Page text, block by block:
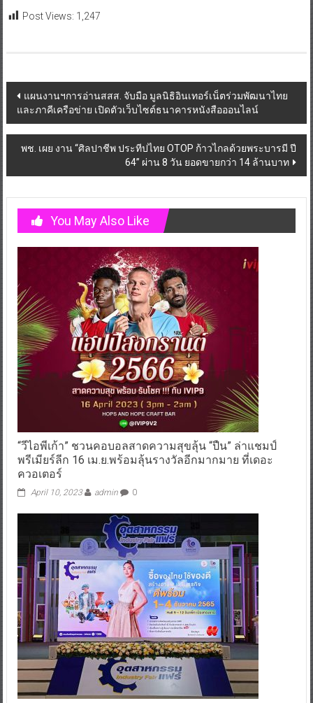
Post Views: 1,247
Post
navigation
แผนงานฯการอ่านสสส. จับมือ มูลนิธิอินเทอร์เน็ตร่วมพัฒนาไทย
และภาคีเครือข่าย เปิดตัวเว็บไซต์ธนาคารหนังสือออนไลน์
พช. เผย งาน “ศิลปาชีพ ประทีปไทย OTOP ก้าวไกลด้วยพระบารมี ปี
64” ผ่าน 8 วัน ยอดขายกว่า 14 ล้านบาท
You May Also Like
“วีไอพีเก้า” ชวนคอบอลสาดความสุขลุ้น “ปืน” ล่าแชมป์
พรีเมียร์ลีก 16 เม.ย.พร้อมลุ้นรางวัลอีกมากมาย ที่เดอะ
ควอเตอร์
April 10, 2023 admin 0